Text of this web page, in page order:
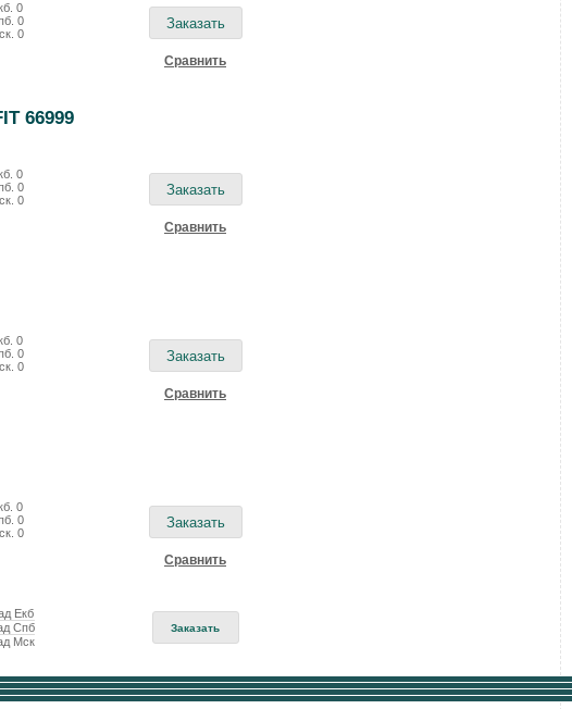
0
0
0
Cравнить
66999
0
0
0
Cравнить
0
0
0
Cравнить
0
0
0
Cравнить
Екб
Спб
Мск